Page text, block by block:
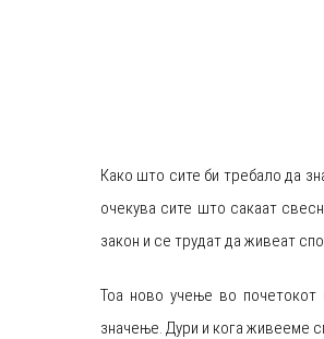
Како што сите би требало да
очекува сите што сакаат
закон и се трудат да живеат
Тоа ново учење во
значење. Дури и кога живееме